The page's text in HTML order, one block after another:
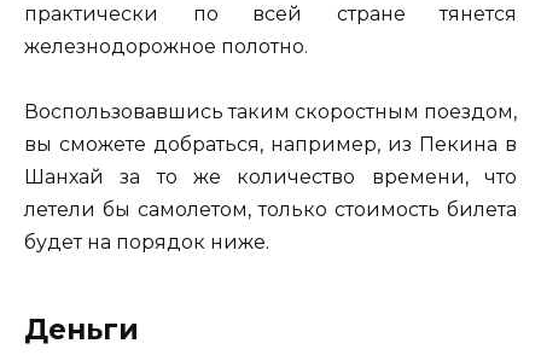
практически по всей стране тянется
железнодорожное полотно.
Воспользовавшись таким скоростным поездом,
вы сможете добраться, например, из Пекина в
Шанхай за то же количество времени, что
летели бы самолетом, только стоимость билета
будет на порядок ниже.
Деньги